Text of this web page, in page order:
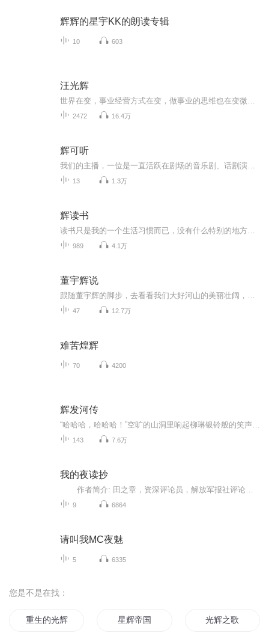
辉辉的星宇KK的朗读专辑
10 603
汪光辉
2472 16.4万
辉可听
13 1.3万
辉读书
989 4.1万
董宇辉说
47 12.7万
难苦煌辉
70 4200
辉发河传
143 7.6万
我的夜读抄
9 6864
请叫我MC夜魅
5 6335
您是不是在找：
重生的光辉 星辉帝国 光辉之歌